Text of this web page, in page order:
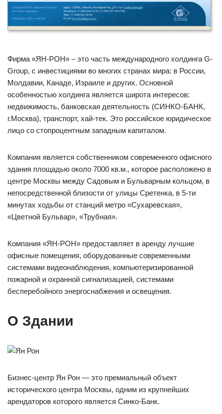
Фирма «ЯН-РОН» – это часть международного холдинга G-
Group, с инвестициями во многих странах мира: в России,
Молдавии, Канаде, Израиле и других. Основной
особенностью холдинга является широта интересов:
недвижимость, банковская деятельность (СИНКО-БАНК,
г.Москва), транспорт, хай-тек. Это российское юридическое
лицо со стопроцентным западным капиталом.
Компания является собственником современного офисного
здания площадью около 7000 кв.м., которое расположено в
центре Москвы между Садовым и Бульварным кольцом, в
непосредственной близости от улицы Сретенка, в 5-ти
минутах ходьбы от станций метро «Сухаревская»,
«Цветной Бульвар», «Трубная».
Компания «ЯН-РОН» предоставляет в аренду лучшие
офисные помещения, оборудованные современными
системами видеонаблюдения, компьютеризированной
пожарной и охранной сигнализацией, системами
бесперебойного энергоснабжения и освещения.
О Здании
Бизнес-центр Ян Рон — это премиальный объект
исторического центра Москвы, одним из крупнейших
арендаторов которого является Синко-Банк.